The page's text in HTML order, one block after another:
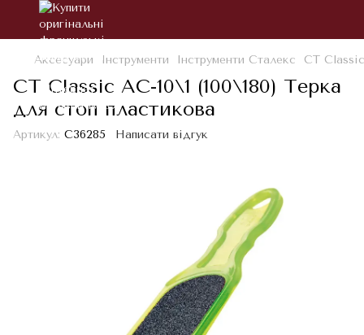
Аксесуари Інструменти Інструменти Сталекс СТ Classic
СТ Classic AC-10\1 (100\180) Терка
для стоп пластикова
Артикул: С36285 Написати відгук